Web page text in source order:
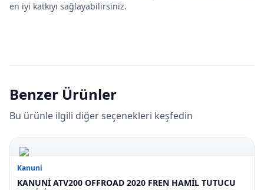
en iyi katkıyı sağlayabilirsiniz.
Benzer Ürünler
Bu ürünle ilgili diğer seçenekleri keşfedin
Kanuni
KANUNİ ATV200 OFFROAD 2020 FREN HAMİL TUTUCU